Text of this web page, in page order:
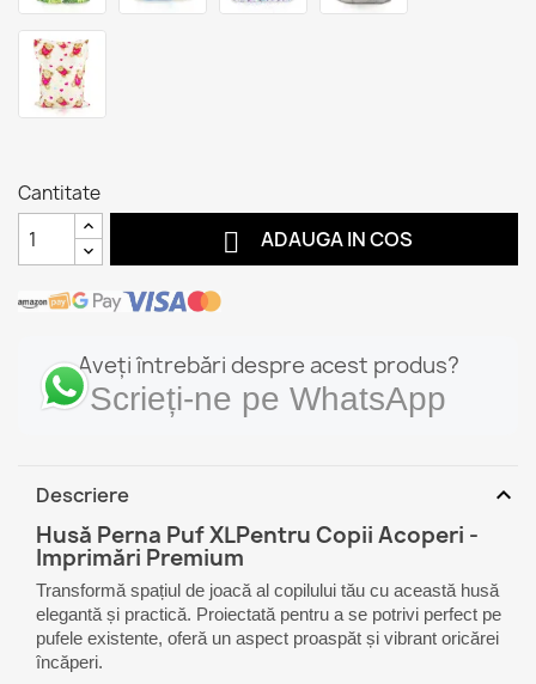
Cantitate
 ADAUGA IN COS
Aveți întrebări despre acest produs?
Scrieți-ne pe WhatsApp
Descriere expand_more
Husă Perna Puf XLPentru Copii Acoperi -
Imprimări Premium
Transformă spațiul de joacă al copilului tău cu această husă
elegantă și practică. Proiectată pentru a se potrivi perfect pe
pufele existente, oferă un aspect proaspăt și vibrant oricărei
încăperi.